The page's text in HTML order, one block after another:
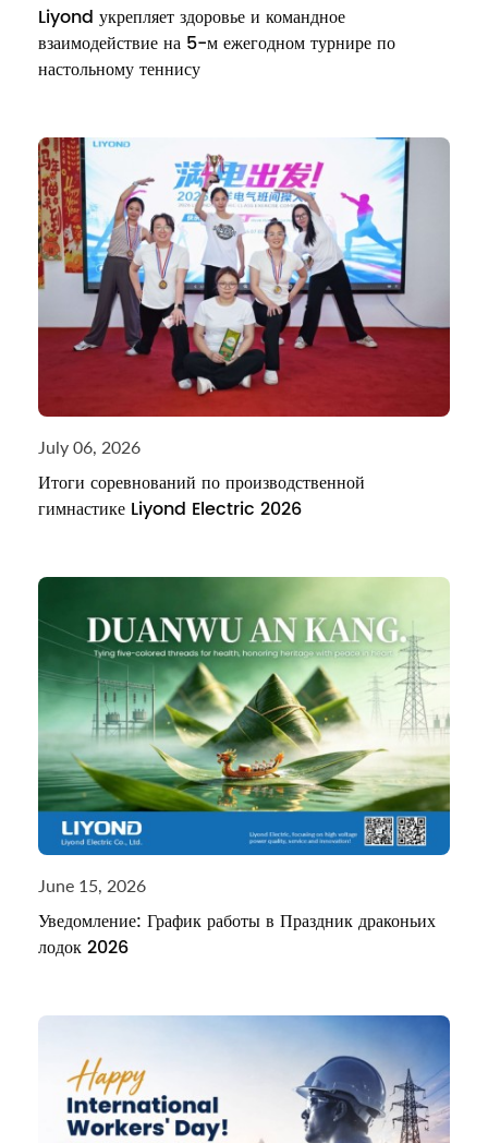
Liyond укрепляет здоровье и командное
взаимодействие на 5-м ежегодном турнире по
настольному теннису
July 06, 2026
Итоги соревнований по производственной
гимнастике Liyond Electric 2026
June 15, 2026
Уведомление: График работы в Праздник драконьих
лодок 2026